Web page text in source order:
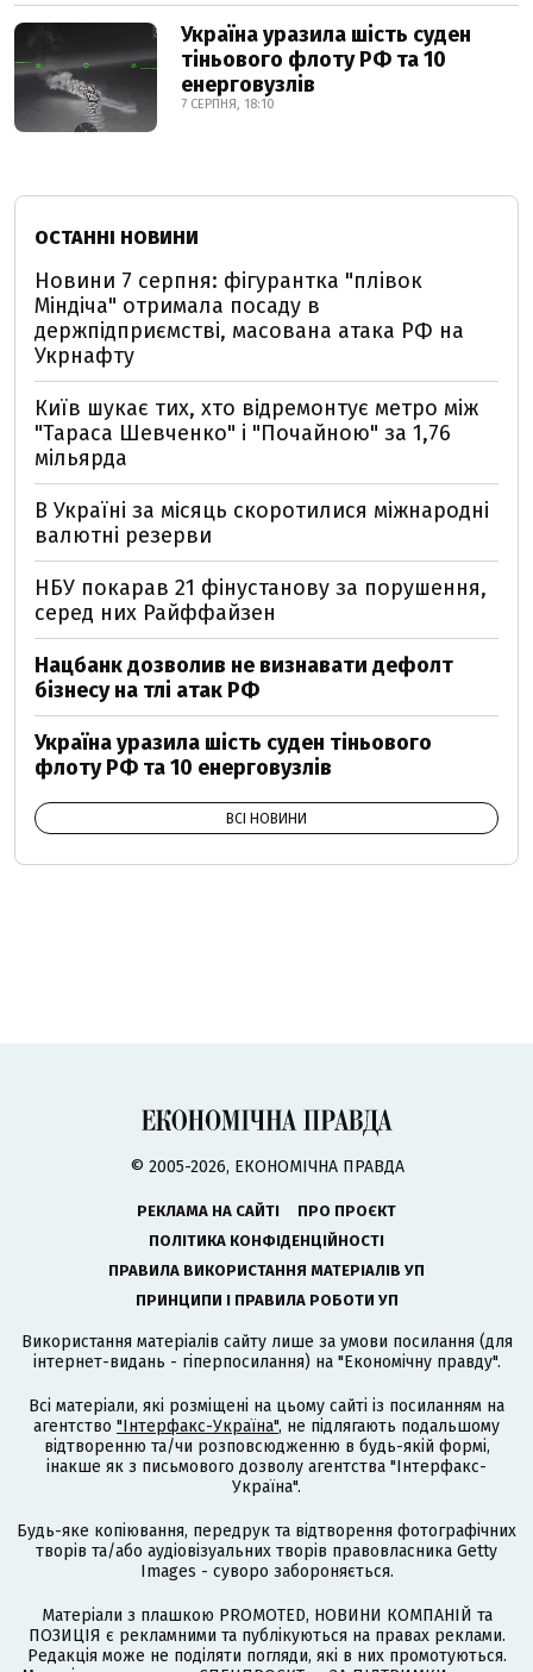
Україна уразила шість суден
тіньового флоту РФ та 10
енерговузлів
7 СЕРПНЯ, 18:10
ОСТАННІ НОВИНИ
Новини 7 серпня: фігурантка "плівок
Міндіча" отримала посаду в
держпідприємстві, масована атака РФ на
Укрнафту
Київ шукає тих, хто відремонтує метро між
"Тараса Шевченко" і "Почайною" за 1,76
мільярда
В Україні за місяць скоротилися міжнародні
валютні резерви
НБУ покарав 21 фінустанову за порушення,
серед них Райффайзен
Нацбанк дозволив не визнавати дефолт
бізнесу на тлі атак РФ
Україна уразила шість суден тіньового
флоту РФ та 10 енерговузлів
ВСІ НОВИНИ
© 2005-2026, ЕКОНОМІЧНА ПРАВДА
РЕКЛАМА НА САЙТІ
ПРО ПРОЄКТ
ПОЛІТИКА КОНФІДЕНЦІЙНОСТІ
ПРАВИЛА ВИКОРИСТАННЯ МАТЕРІАЛІВ УП
ПРИНЦИПИ І ПРАВИЛА РОБОТИ УП
Використання матеріалів сайту лише за умови посилання (для
інтернет-видань - гіперпосилання) на "Економічну правду".
Всі матеріали, які розміщені на цьому сайті із посиланням на
агентство "Інтерфакс-Україна", не підлягають подальшому
відтворенню та/чи розповсюдженню в будь-якій формі,
інакше як з письмового дозволу агентства "Інтерфакс-
Україна".
Будь-яке копіювання, передрук та відтворення фотографічних
творів та/або аудіовізуальних творів правовласника Getty
Images - суворо забороняється.
Матеріали з плашкою PROMOTED, НОВИНИ КОМПАНІЙ та
ПОЗИЦІЯ є рекламними та публікуються на правах реклами.
Редакція може не поділяти погляди, які в них промотуються.